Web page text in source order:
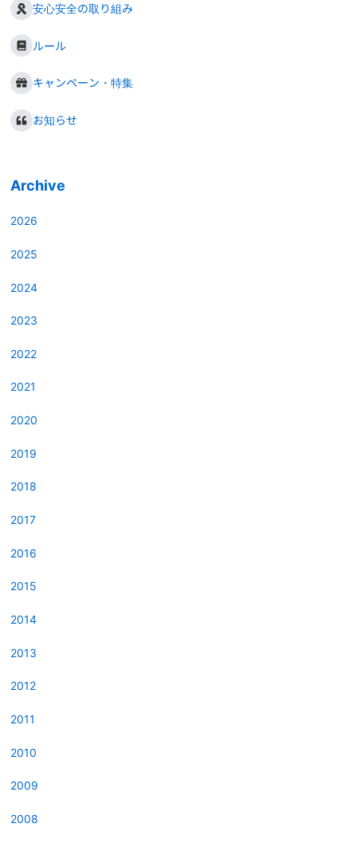
安心安全の取り組み
ルール
キャンペーン・特集
お知らせ
Archive
2026
2025
2024
2023
2022
2021
2020
2019
2018
2017
2016
2015
2014
2013
2012
2011
2010
2009
2008